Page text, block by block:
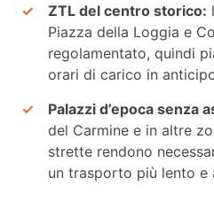
ZTL del centro storico:
Piazza della Loggia e
regolamentato, quindi
orari di carico in
Palazzi d’epoca senza
del Carmine e in altre
strette rendono
un trasporto più lento e